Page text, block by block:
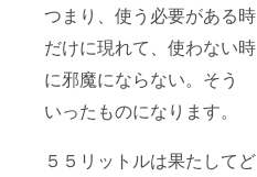
つまり、使う必要がある時
だけに現れて、使わない時
に邪魔にならない。そう
いったものになります。
５５リットルは果たしてど